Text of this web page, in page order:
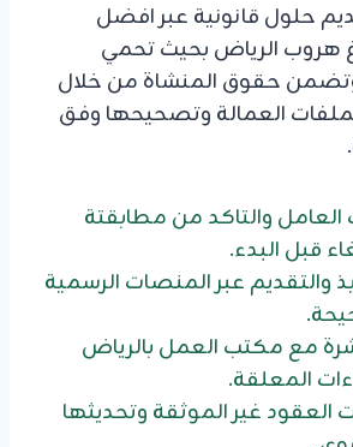
حلول قانونية عبر افضل
هروب الرياض بحيث تحمي
حقوق المنشاة من خلال
العمالة وتصحيحها وفق
والتاكد من مطابقتة
قبل البدء.
والتقديم عبر المنصات الرسمية
مع مكتب العمل بالرياض
المعلقة.
غير الموثقة وتحديثها